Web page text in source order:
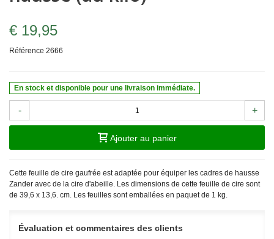
€ 19,95
Référence 2666
En stock et disponible pour une livraison immédiate.
- +
Ajouter au panier
Cette feuille de cire gaufrée est adaptée pour équiper les cadres de hausse
Zander avec de la cire d'abeille. Les dimensions de cette feuille de cire sont
de 39,6 x 13,6. cm. Les feuilles sont emballées en paquet de 1 kg.
Évaluation et commentaires des clients